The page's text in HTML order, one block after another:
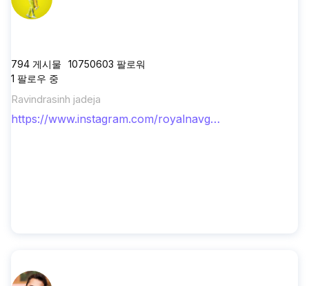
794 게시물 10750603 팔로워
1 팔로우 중
Ravindrasinh jadeja
https://www.instagram.com/royalnavgha